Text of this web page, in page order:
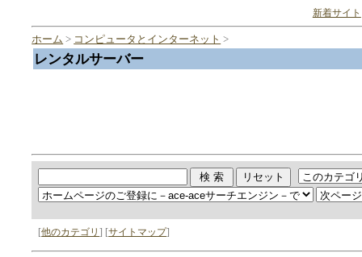
新着サイト
ホーム > コンピュータとインターネット >
レンタルサーバー
[他のカテゴリ] [サイトマップ]